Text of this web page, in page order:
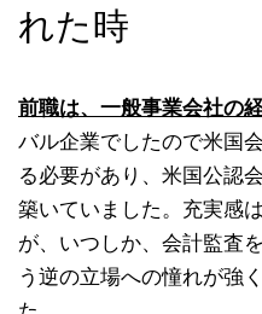
れた時
前職は、一般事業会社の
バル企業でしたので米国
る必要があり、米国公認
築いていました。充実感
が、いつしか、会計監査
う逆の立場への憧れが強